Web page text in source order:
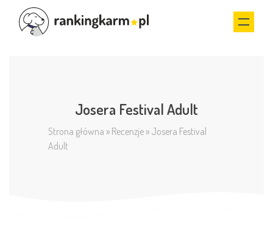
Josera Festival Adult
Strona główna » Recenzje » Josera Festival
Adult